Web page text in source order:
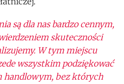
są dla nas bardzo cennym,
skuteczności
W tym miejscu
wszystkim podziękować
handlowym, bez których